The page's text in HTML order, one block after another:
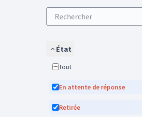
État
Tout
En attente de réponse
Retirée